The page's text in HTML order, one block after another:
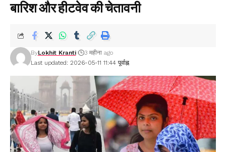
बारिश और हीटवेव की चेतावनी
Last updated: 2026-05-11 11:44 पूर्वाह्न
ByLokhit Kranti 3 महीना ago